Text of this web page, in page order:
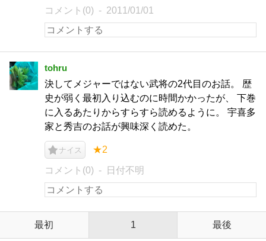
コメント(0) 2011/01/01
tohru
決してメジャーではない武将の2代目のお話。 歴
史が弱く最初入り込むのに時間かかったが、 下巻
に入るあたりからすらすら読めるように。 宇喜多
家と秀吉のお話が興味深く読めた。
ナイス ★2
コメント(0) 日付不明
最初 1 最後